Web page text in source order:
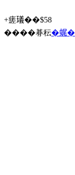
+瘥𤩺��$58
����朞秐